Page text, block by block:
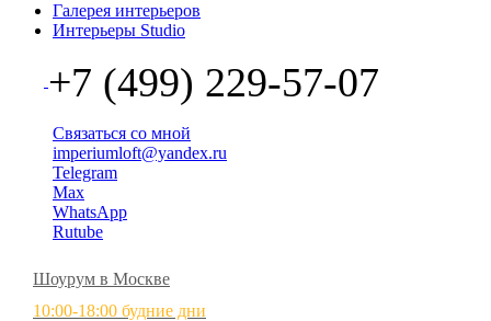
Галерея интерьеров
Интерьеры Studio
+7 (499) 229-57-07
Связаться со мной
imperiumloft@yandex.ru
Telegram
Max
WhatsApp
Rutube
Шоурум в Москве
10:00-18:00 будние дни